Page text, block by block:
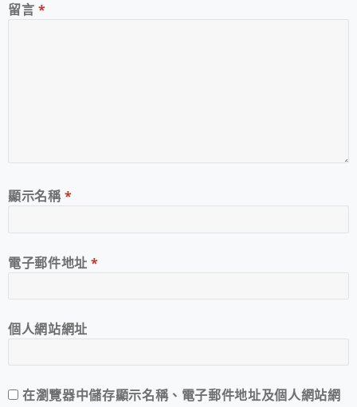
留言 *
顯示名稱*
電子郵件地址*
個人網站網址
在瀏覽器中儲存顯示名稱、電子郵件地址及個人網站網